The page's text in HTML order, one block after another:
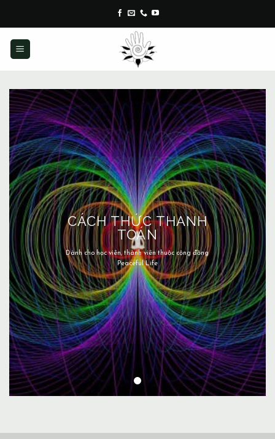
content
CÁCH THỨC THANH
TOÁN
Dành cho học viên, thành viên thuộc cộng đồng
Peaceful Life